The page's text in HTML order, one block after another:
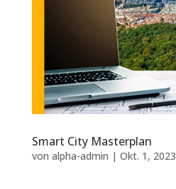
Smart City Masterplan
von alpha-admin | Okt. 1, 2023